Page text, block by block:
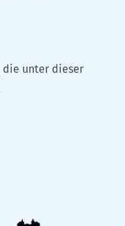
die unter dieser